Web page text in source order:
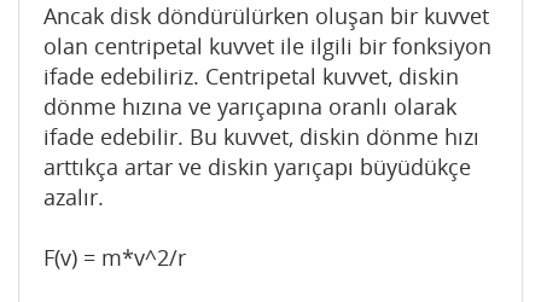
Ancak disk döndürülürken oluşan bir kuvvet
olan centripetal kuvvet ile ilgili bir fonksiyon
ifade edebiliriz. Centripetal kuvvet, diskin
dönme hızına ve yarıçapına oranlı olarak
ifade edebilir. Bu kuvvet, diskin dönme hızı
arttıkça artar ve diskin yarıçapı büyüdükçe
azalır.
F(v) = m*v^2/r